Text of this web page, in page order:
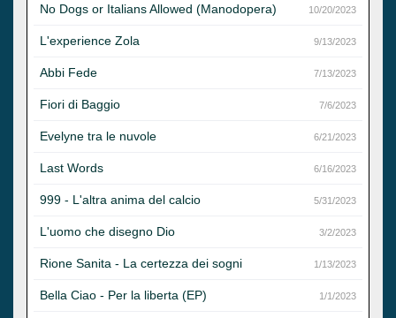
No Dogs or Italians Allowed (Manodopera) 10/20/2023
L'experience Zola 9/13/2023
Abbi Fede 7/13/2023
Fiori di Baggio 7/6/2023
Evelyne tra le nuvole 6/21/2023
Last Words 6/16/2023
999 - L'altra anima del calcio 5/31/2023
L'uomo che disegno Dio 3/2/2023
Rione Sanita - La certezza dei sogni 1/13/2023
Bella Ciao - Per la liberta (EP) 1/1/2023